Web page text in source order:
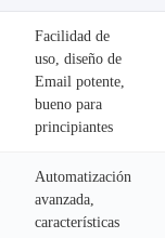
Facilidad de
uso, diseño de
Email potente,
bueno para
principiantes
Automatización
avanzada,
características